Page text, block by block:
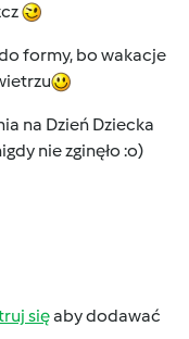
formy, bo wakacje
na Dzień Dziecka
nie zginęło :o)
sięaby dodawać